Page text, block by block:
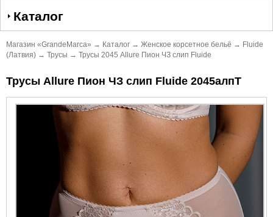
Каталог
Магазин «GrandeMarca» → Каталог → Женское корсетное бельё → Fluide
(Латвия) → Трусы → Трусы 2045 Allure Пион ЧЗ слип Fluide
Трусы Allure Пион ЧЗ слип Fluide 2045алпТ